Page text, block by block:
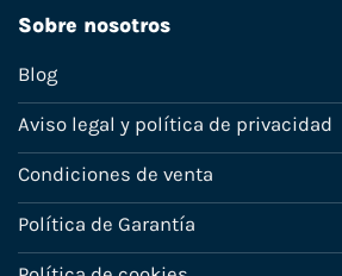
Sobre nosotros
Blog
Aviso legal y política de privacidad
Condiciones de venta
Política de Garantía